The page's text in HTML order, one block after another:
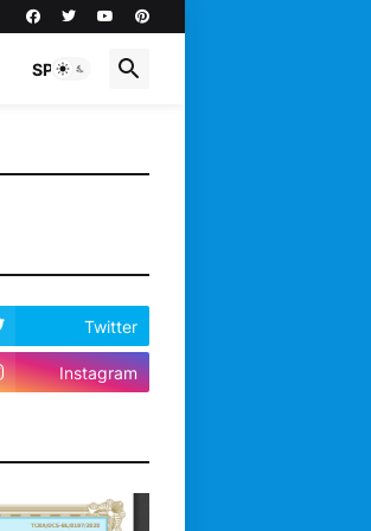
SPORTS
Twitter
Instagram